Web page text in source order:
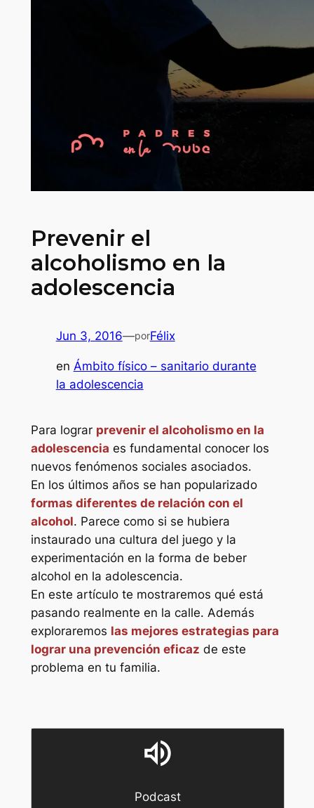
Prevenir el
alcoholismo en la
adolescencia
Jun 3, 2016—porFélix
en Ámbito físico – sanitario durante
la adolescencia
Para lograr prevenir el alcoholismo en la
adolescencia es fundamental conocer los
nuevos fenómenos sociales asociados.
En los últimos años se han popularizado
formas diferentes de relación con el
alcohol. Parece como si se hubiera
instaurado una cultura del juego y la
experimentación en la forma de beber
alcohol en la adolescencia.
En este artículo te mostraremos qué está
pasando realmente en la calle. Además
exploraremos las mejores estrategias para
lograr una prevención eficaz de este
problema en tu familia.
volume_up
Podcast